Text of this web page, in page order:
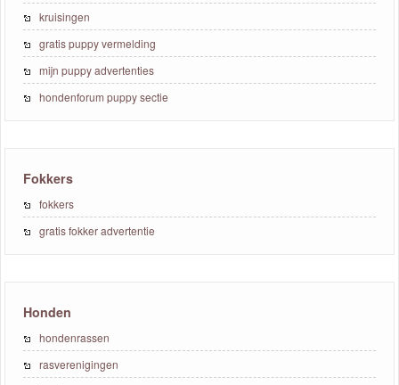
kruisingen
gratis puppy vermelding
mijn puppy advertenties
hondenforum puppy sectie
Fokkers
fokkers
gratis fokker advertentie
Honden
hondenrassen
rasverenigingen